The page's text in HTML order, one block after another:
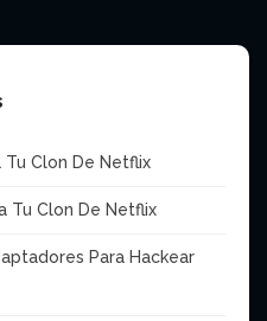
Tu Clon De Netflix
Tu Clon De Netflix
Para Hackear